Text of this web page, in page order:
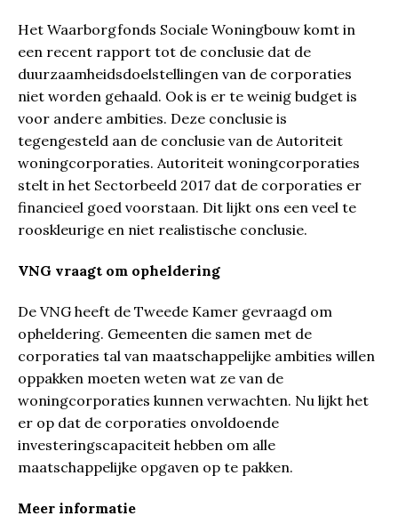
Het Waarborgfonds Sociale Woningbouw komt in
een recent rapport tot de conclusie dat de
duurzaamheidsdoelstellingen van de corporaties
niet worden gehaald. Ook is er te weinig budget is
voor andere ambities. Deze conclusie is
tegengesteld aan de conclusie van de Autoriteit
woningcorporaties. Autoriteit woningcorporaties
stelt in het Sectorbeeld 2017 dat de corporaties er
financieel goed voorstaan. Dit lijkt ons een veel te
rooskleurige en niet realistische conclusie.
VNG vraagt om opheldering
De VNG heeft de Tweede Kamer gevraagd om
opheldering. Gemeenten die samen met de
corporaties tal van maatschappelijke ambities willen
oppakken moeten weten wat ze van de
woningcorporaties kunnen verwachten. Nu lijkt het
er op dat de corporaties onvoldoende
investeringscapaciteit hebben om alle
maatschappelijke opgaven op te pakken.
Meer informatie